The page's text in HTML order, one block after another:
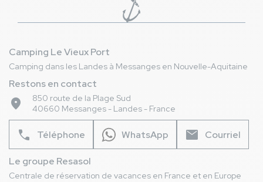
Camping Le Vieux Port
Camping dans les Landes à Messanges en Nouvelle-Aquitaine
Restons en contact
place
850 route de la Plage Sud
40660 Messanges - Landes - France
phone Téléphone WhatsApp mail Courriel
Le groupe Resasol
Centrale de réservation de vacances en France et en Europe